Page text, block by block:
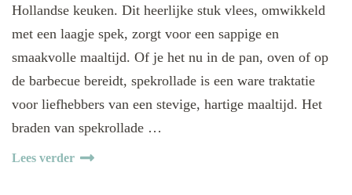
Hollandse keuken. Dit heerlijke stuk vlees, omwikkeld
met een laagje spek, zorgt voor een sappige en
smaakvolle maaltijd. Of je het nu in de pan, oven of op
de barbecue bereidt, spekrollade is een ware traktatie
voor liefhebbers van een stevige, hartige maaltijd. Het
braden van spekrollade …
Lees verder